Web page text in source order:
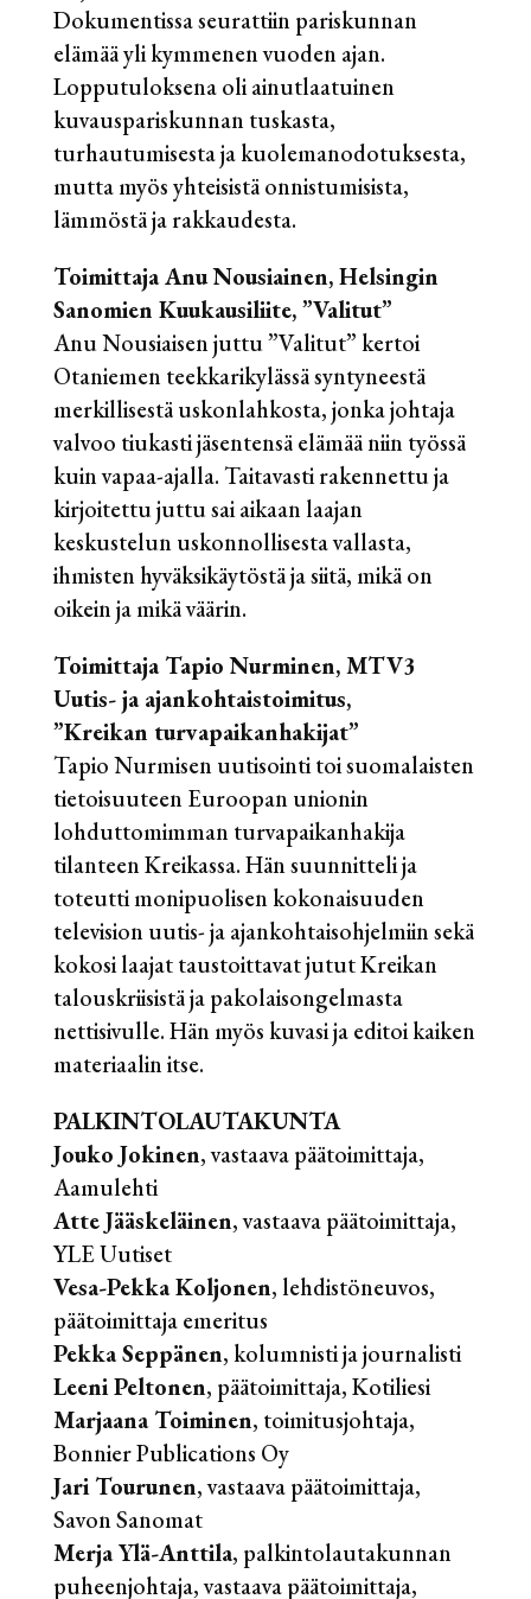
Dokumentissa seurattiin pariskunnan
elämää yli kymmenen vuoden ajan.
Lopputuloksena oli ainutlaatuinen
kuvauspariskunnan tuskasta,
turhautumisesta ja kuolemanodotuksesta,
mutta myös yhteisistä onnistumisista,
lämmöstä ja rakkaudesta.
Toimittaja Anu Nousiainen, Helsingin
Sanomien Kuukausiliite, ”Valitut”
Anu Nousiaisen juttu ”Valitut” kertoi
Otaniemen teekkarikylässä syntyneestä
merkillisestä uskonlahkosta, jonka johtaja
valvoo tiukasti jäsentensä elämää niin työssä
kuin vapaa-ajalla. Taitavasti rakennettu ja
kirjoitettu juttu sai aikaan laajan
keskustelun uskonnollisesta vallasta,
ihmisten hyväksikäytöstä ja siitä, mikä on
oikein ja mikä väärin.
Toimittaja Tapio Nurminen, MTV3
Uutis- ja ajankohtaistoimitus,
”Kreikan turvapaikanhakijat”
Tapio Nurmisen uutisointi toi suomalaisten
tietoisuuteen Euroopan unionin
lohduttomimman turvapaikanhakija
tilanteen Kreikassa. Hän suunnitteli ja
toteutti monipuolisen kokonaisuuden
television uutis- ja ajankohtaisohjelmiin sekä
kokosi laajat taustoittavat jutut Kreikan
talouskriisistä ja pakolaisongelmasta
nettisivulle. Hän myös kuvasi ja editoi kaiken
materiaalin itse.
PALKINTOLAUTAKUNTA
Jouko Jokinen, vastaava päätoimittaja,
Aamulehti
Atte Jääskeläinen, vastaava päätoimittaja,
YLE Uutiset
Vesa-Pekka Koljonen, lehdistöneuvos,
päätoimittaja emeritus
Pekka Seppänen, kolumnisti ja journalisti
Leeni Peltonen, päätoimittaja, Kotiliesi
Marjaana Toiminen, toimitusjohtaja,
Bonnier Publications Oy
Jari Tourunen, vastaava päätoimittaja,
Savon Sanomat
Merja Ylä-Anttila, palkintolautakunnan
puheenjohtaja, vastaava päätoimittaja,